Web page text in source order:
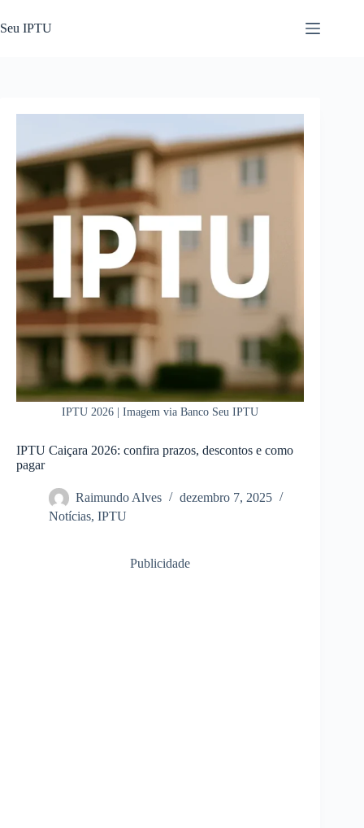
para
o
Seu IPTU
IPTU 2026 | Imagem via Banco Seu IPTU
IPTU Caiçara 2026: confira prazos, descontos e como
pagar
Raimundo Alves
dezembro 7, 2025
Notícias, IPTU
Publicidade